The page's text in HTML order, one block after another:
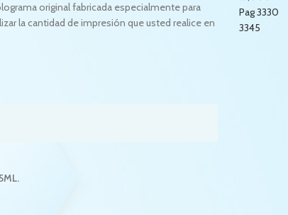
original fabricada especialmente para
la cantidad de impresión que usted realice en